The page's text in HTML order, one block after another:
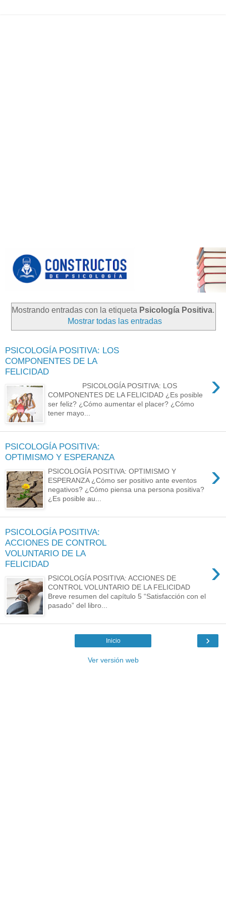
Mostrando entradas con la etiqueta Psicología Positiva.
Mostrar todas las entradas
PSICOLOGÍA POSITIVA: LOS
COMPONENTES DE LA
FELICIDAD
›
PSICOLOGÍA POSITIVA: LOS
COMPONENTES DE LA FELICIDAD ¿Es posible
ser feliz? ¿Cómo aumentar el placer? ¿Cómo
tener mayo...
PSICOLOGÍA POSITIVA:
OPTIMISMO Y ESPERANZA
›
PSICOLOGÍA POSITIVA: OPTIMISMO Y
ESPERANZA ¿Cómo ser positivo ante eventos
negativos? ¿Cómo piensa una persona positiva?
¿Es posible au...
PSICOLOGÍA POSITIVA:
ACCIONES DE CONTROL
VOLUNTARIO DE LA
FELICIDAD
›
PSICOLOGÍA POSITIVA: ACCIONES DE
CONTROL VOLUNTARIO DE LA FELICIDAD
Breve resumen del capítulo 5 “Satisfacción con el
pasado” del libro...
›
Inicio
Ver versión web